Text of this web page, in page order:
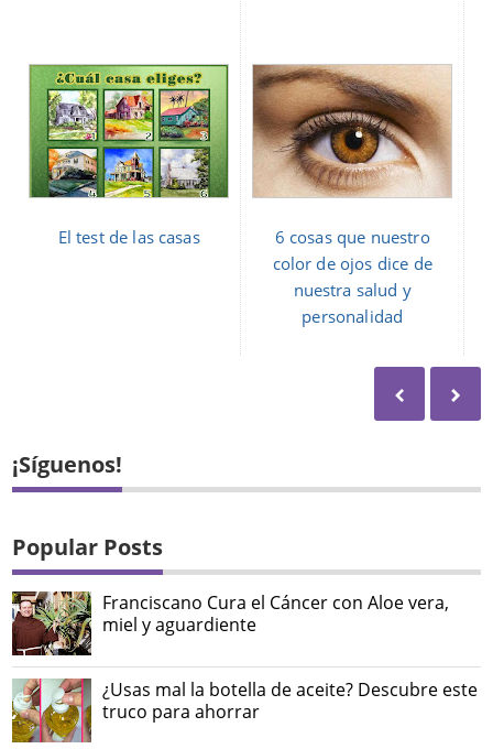
El test de las casas
6 cosas que nuestro
color de ojos dice de
nuestra salud y
personalidad
¡Síguenos!
Popular Posts
Franciscano Cura el Cáncer con Aloe vera,
miel y aguardiente
¿Usas mal la botella de aceite? Descubre este
truco para ahorrar